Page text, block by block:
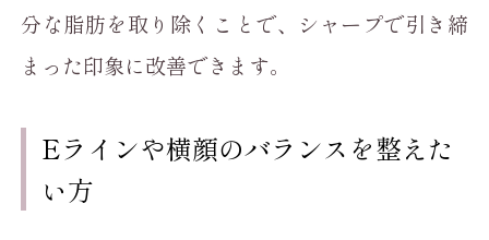
分な脂肪を取り除くことで、シャープで引き締
まった印象に改善できます。
Eラインや横顔のバランスを整えた
い方